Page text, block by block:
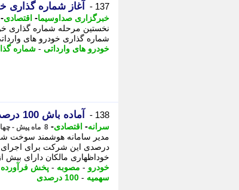
137 - آغاز شماره گذاری خودرو های
خبرگزاری صداوسیما- اقتصادی-
شماره گذاری خودرو های وارداتی با 5 سال کارکرد در کیش نخستین مرحله
خودرو های وارداتی - شماره
138 - آماده باش 100 درصدی بنزینی اعلام شد - آذر 1404
سرانه- اقتصادی- 8 ماه پیش - چهارشنبه 19 آذر 1404، 15:46
درصدی این شرکت برای
خوداظهاری مالکان دارای بیش
خودرو - مصوبه - پخش فرآورده
سهمیه - 100 درصدی